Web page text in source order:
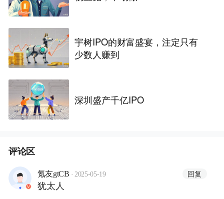
宇树IPO的财富盛宴，注定只有
少数人赚到
深圳盛产千亿IPO
评论区
氪友gtCB · 2025-05-19 回复
犹太人